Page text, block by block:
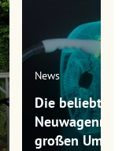
News
Die
großen